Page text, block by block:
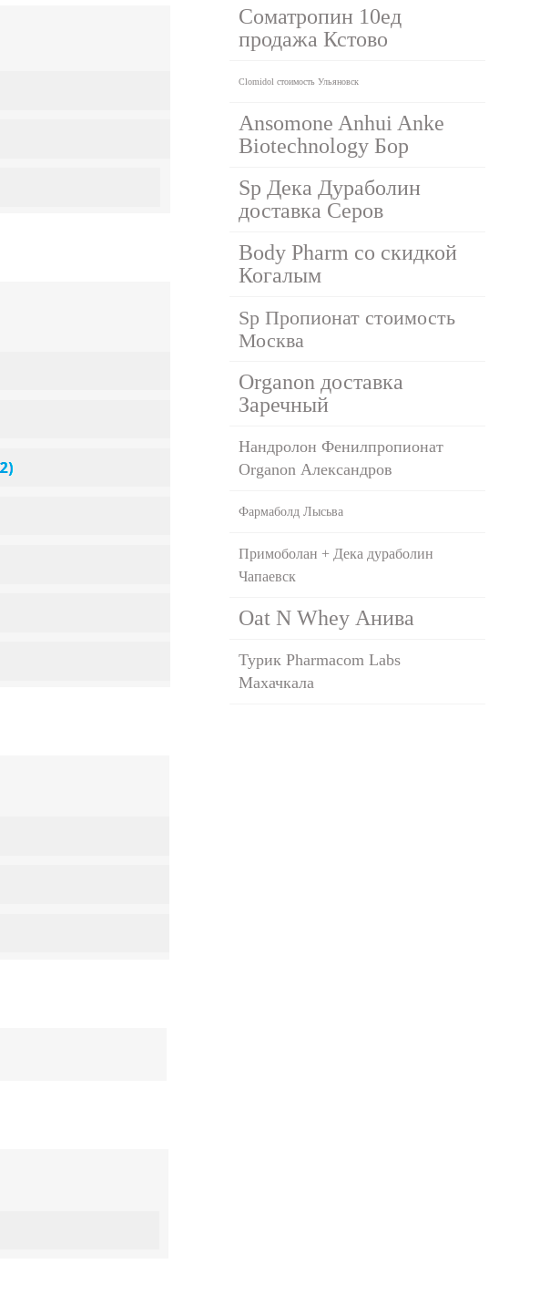
Cоматропин 10ед
продажа Кстово
Clomidol стоимость Ульяновск
Ansomone Anhui Anke
Biotechnology Бор
Sp Дека Дураболин
доставка Серов
Body Pharm со скидкой
Когалым
Sp Пропионат стоимость
Москва
Organon доставка
Заречный
Нандролон Фенилпропионат
Organon Александров
Фармаболд Лысьва
Примоболан + Дека дураболин
Чапаевск
Oat N Whey Анива
Турик Pharmacom Labs
Махачкала